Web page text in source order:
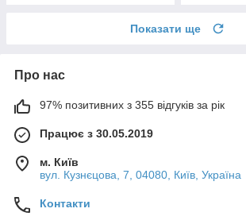
Показати ще
Про нас
97% позитивних з 355 відгуків за рік
Працює з 30.05.2019
м. Київ
вул. Кузнєцова, 7, 04080, Київ, Україна
Контакти